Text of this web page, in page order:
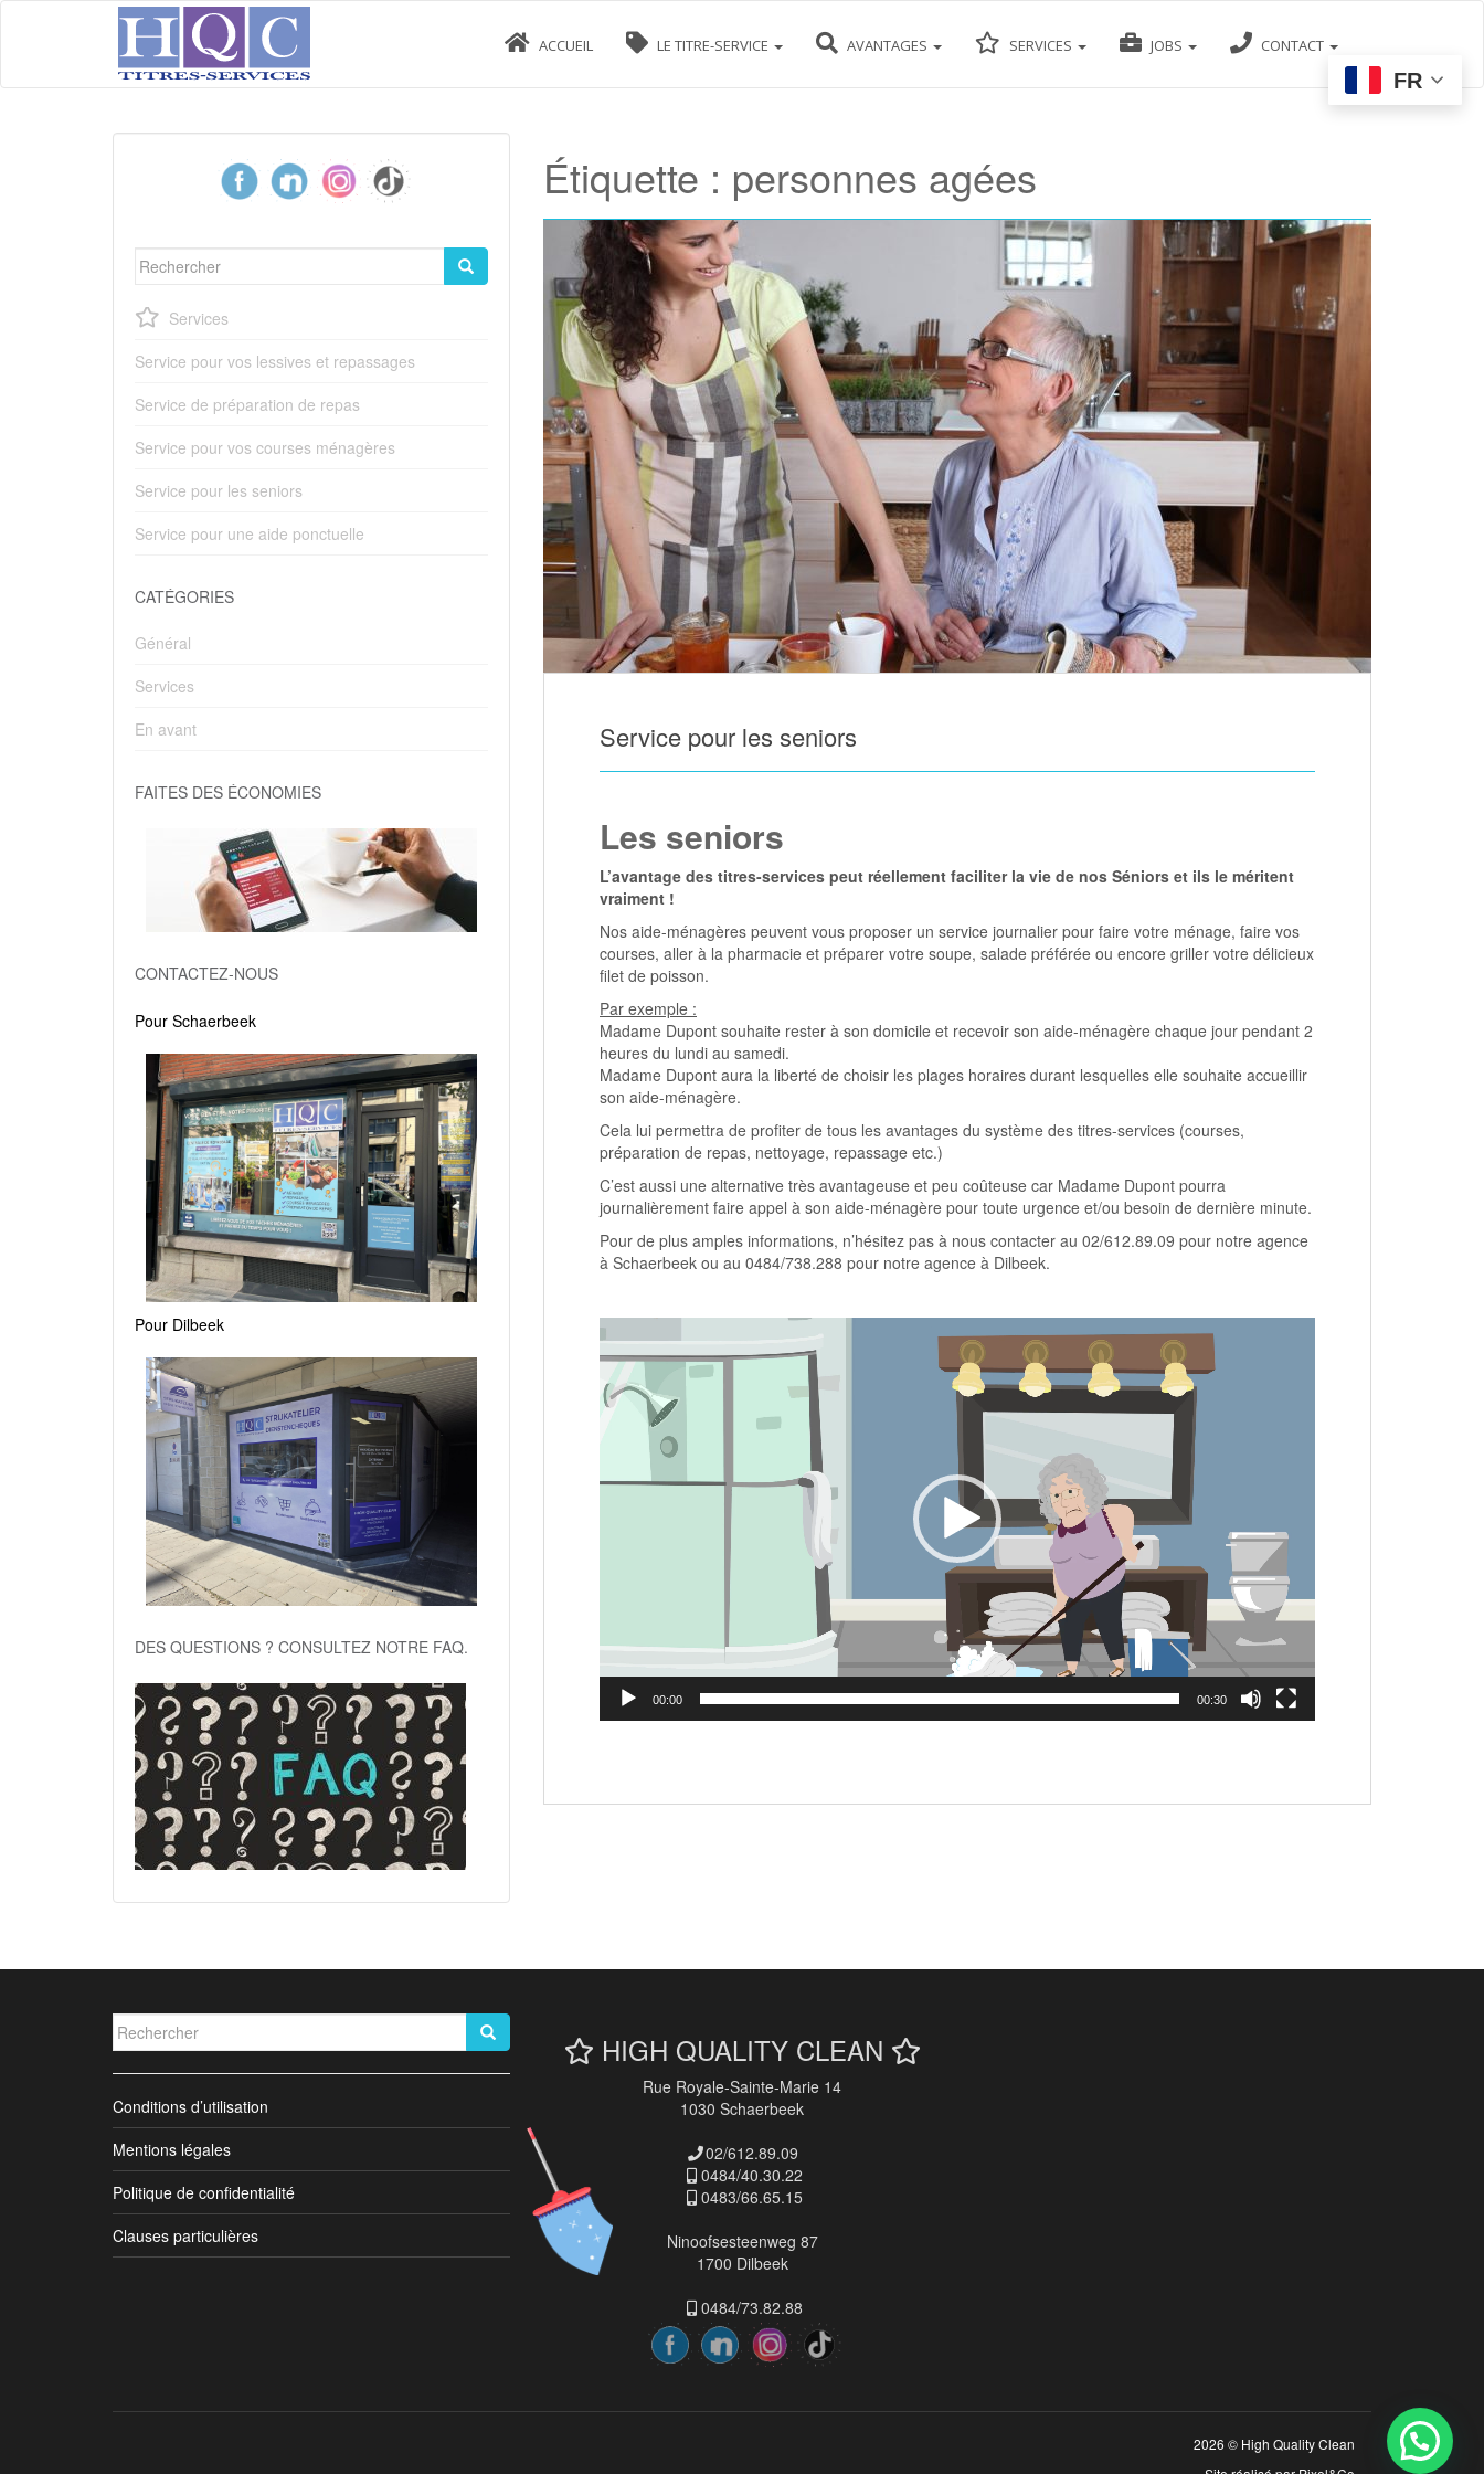
ACCUEIL LE TITRE-SERVICE AVANTAGES SERVICES JOBS CONTACT
Étiquette : personnes agées
Service pour les seniors
Les seniors
L’avantage des titres-services peut réellement faciliter la vie de nos Séniors et ils le méritent
vraiment !
Nos aide-ménagères peuvent vous proposer un service journalier pour faire votre ménage, faire vos
courses, aller à la pharmacie et préparer votre soupe, salade préférée ou encore griller votre délicieux
filet de poisson.
Par exemple :
Madame Dupont souhaite rester à son domicile et recevoir son aide-ménagère chaque jour pendant 2
heures du lundi au samedi.
Madame Dupont aura la liberté de choisir les plages horaires durant lesquelles elle souhaite accueillir
son aide-ménagère.
Cela lui permettra de profiter de tous les avantages du système des titres-services (courses,
préparation de repas, nettoyage, repassage etc.)
C’est aussi une alternative très avantageuse et peu coûteuse car Madame Dupont pourra
journalièrement faire appel à son aide-ménagère pour toute urgence et/ou besoin de dernière minute.
Pour de plus amples informations, n’hésitez pas à nous contacter au 02/612.89.09 pour notre agence
à Schaerbeek ou au 0484/738.288 pour notre agence à Dilbeek.
vidéo
00:00 00:30
Rechercher...
Services
Service pour vos lessives et repassages
Service de préparation de repas
Service pour vos courses ménagères
Service pour les seniors
Service pour une aide ponctuelle
CATÉGORIES
Général
Services
En avant
FAITES DES ÉCONOMIES
CONTACTEZ-NOUS
Pour Schaerbeek
Pour Dilbeek
DES QUESTIONS ? CONSULTEZ NOTRE FAQ.
Rechercher...
Conditions d’utilisation
Mentions légales
Politique de confidentialité
Clauses particulières
HIGH QUALITY CLEAN
Rue Royale-Sainte-Marie 14
1030 Schaerbeek
02/612.89.09
0484/40.30.22
0483/66.65.15
Ninoofsesteenweg 87
1700 Dilbeek
0484/73.82.88
2026 © High Quality Clean
FR